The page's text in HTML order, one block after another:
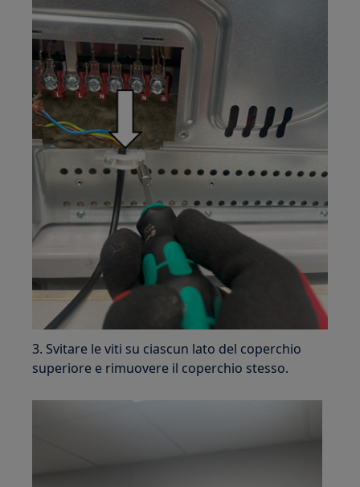
3. Svitare le viti su ciascun lato del coperchio
superiore e rimuovere il coperchio stesso.